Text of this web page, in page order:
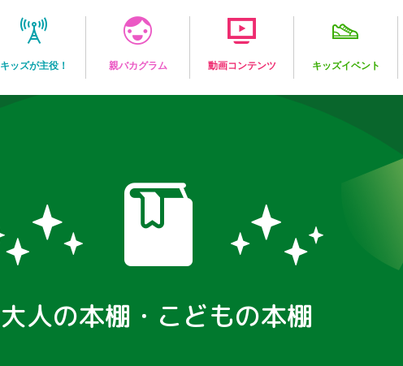
キッズが主役！ 親バカグラム 動画コンテンツ キッズイベント
大人の本棚・こどもの本棚